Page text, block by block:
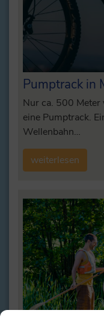
Pumptrack in
Nur ca. 500 Meter
eine Pumptrack.
Wellenbahn…
weiterlesen